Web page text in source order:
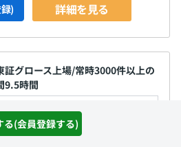
る(会員登録する)
) 詳細を見る
グロース上場/常時3000件以上の
9.5時間